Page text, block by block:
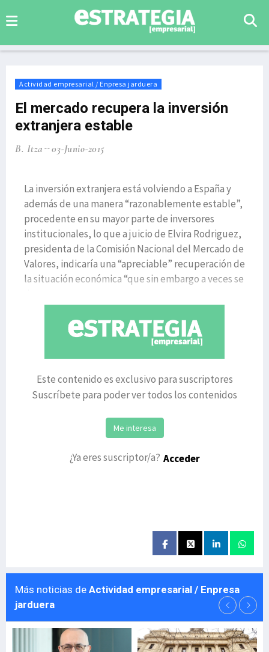
Actividad empresarial / Enpresa jarduera
El mercado recupera la inversión
extranjera estable
B. Itza 03-Junio-2015
La inversión extranjera está volviendo a España y
además de una manera “razonablemente estable”,
procedente en su mayor parte de inversores
institucionales, lo que a juicio de Elvira Rodriguez,
presidenta de la Comisión Nacional del Mercado de
Valores, indicaría una “apreciable” recuperación de
la situación económica “que sin embargo a veces se
Este contenido es exclusivo para suscriptores
Suscríbete para poder ver todos los contenidos
Me interesa
¿Ya eres suscriptor/a? Acceder
Más noticias de Actividad empresarial / Enpresa
jarduera